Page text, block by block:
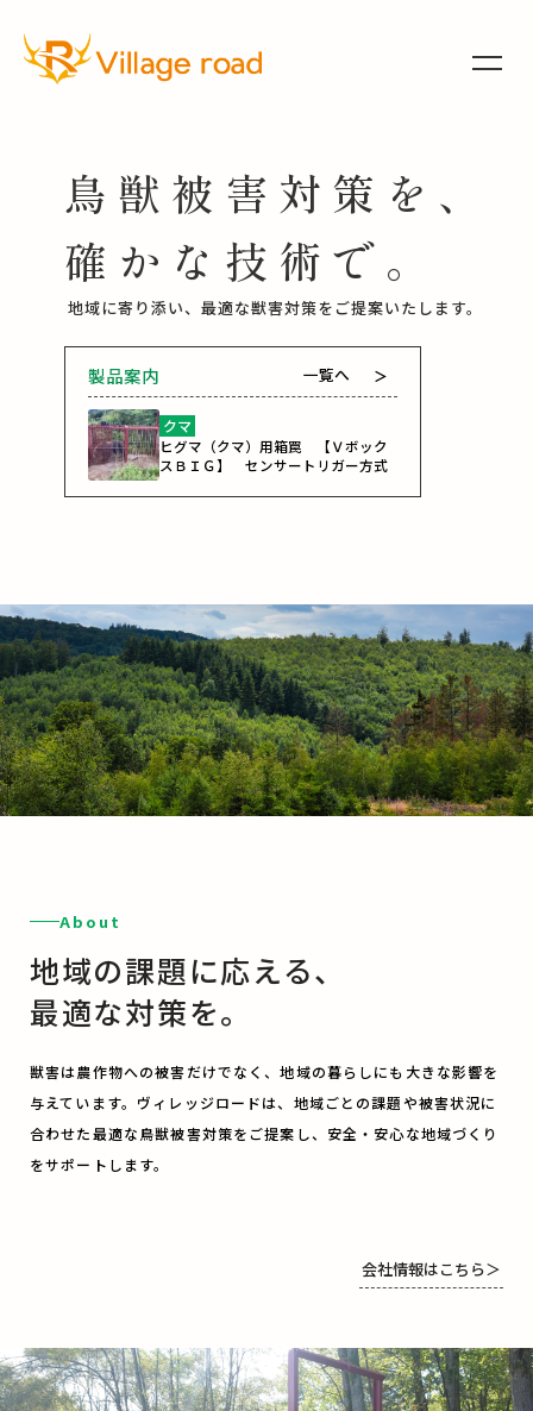
鳥獣被害対策を、
確かな技術で。
地域に寄り添い、最適な獣害対策を ご提案いたします。
製品案内 一覧へ ＞
クマ
ヒグマ（クマ）用箱罠 【Ｖボック
スＢＩＧ】 センサートリガー方式
About
地域の課題に応える、
最適な対策を。
獣害は農作物への被害だけでなく、地域の暮らしにも大きな影響を
与えています。ヴィレッジロードは、地域ごとの課題や被害状況に
合わせた最適な鳥獣被害対策をご提案し、安全・安心な地域づくり
をサポートします。
会社情報はこちら＞